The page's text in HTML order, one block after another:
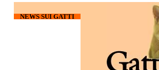
NEWS SUI GATTI